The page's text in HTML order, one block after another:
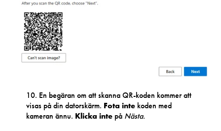
10. En begäran om att skanna QR-koden kommer att
visas på din datorskärm. Fota intekoden med
kameran ännu. Klicka intepå Nästa.